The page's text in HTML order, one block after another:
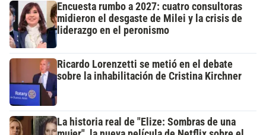
Encuesta rumbo a 2027: cuatro consultoras
midieron el desgaste de Milei y la crisis de
liderazgo en el peronismo
Ricardo Lorenzetti se metió en el debate
sobre la inhabilitación de Cristina Kirchner
La historia real de "Elize: Sombras de una